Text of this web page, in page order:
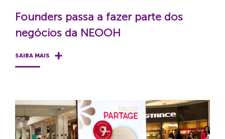
Founders passa a fazer parte dos
negócios da NEOOH
SAIBA MAIS